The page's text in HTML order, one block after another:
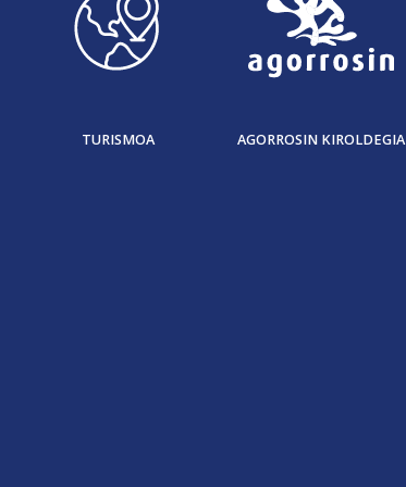
TURISMOA AGORROSIN KIROLDEGIA